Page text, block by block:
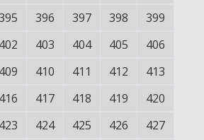
396 397 398
399
402 403 404 405
406
409 410 411 412
413
416 417 418 419
420
423 424 425 426 427